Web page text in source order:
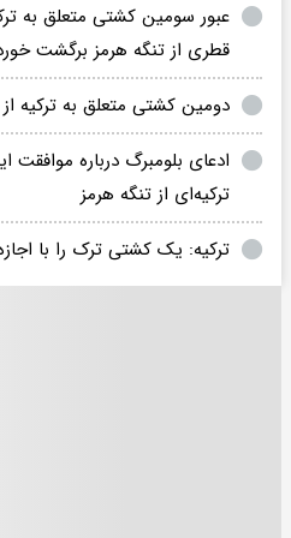
عبور سومین کشتی متعلق به
قطری از تنگه هرمز برگشت
دومین کشتی متعلق به ترکیه از
ادعای بلومبرگ درباره
ترکیه‌ای از تنگه هرمز
ترکیه: یک کشتی ترک را با